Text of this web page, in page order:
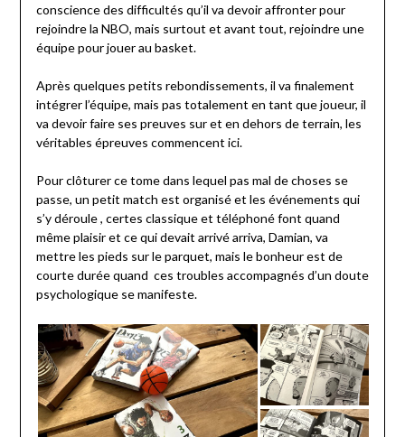
conscience des difficultés qu’il va devoir affronter pour
rejoindre la NBO, mais surtout et avant tout, rejoindre une
équipe pour jouer au basket.
Après quelques petits rebondissements, il va finalement
intégrer l’équipe, mais pas totalement en tant que joueur, il
va devoir faire ses preuves sur et en dehors de terrain, les
véritables épreuves commencent ici.
Pour clôturer ce tome dans lequel pas mal de choses se
passe, un petit match est organisé et les événements qui
s’y déroule , certes classique et téléphoné font quand
même plaisir et ce qui devait arrivé arriva, Damian, va
mettre les pieds sur le parquet, mais le bonheur est de
courte durée quand ces troubles accompagnés d’un doute
psychologique se manifeste.